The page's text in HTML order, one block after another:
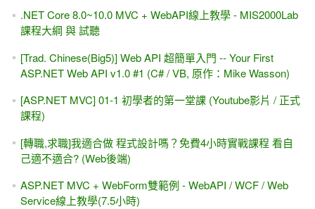
.NET Core 8.0~10.0 MVC + WebAPI線上教學 - MIS2000Lab
課程大綱 與 試聽
[Trad. Chinese(Big5)] Web API 超簡單入門 -- Your First
ASP.NET Web API v1.0 #1 (C# / VB, 原作：Mike Wasson)
[ASP.NET MVC] 01-1 初學者的第一堂課 (Youtube影片 / 正式
課程)
[轉職,求職]我適合做 程式設計嗎？免費4小時實戰課程 看自
己適不適合? (Web後端)
ASP.NET MVC + WebForm雙範例 - WebAPI / WCF / Web
Service線上教學(7.5小時)